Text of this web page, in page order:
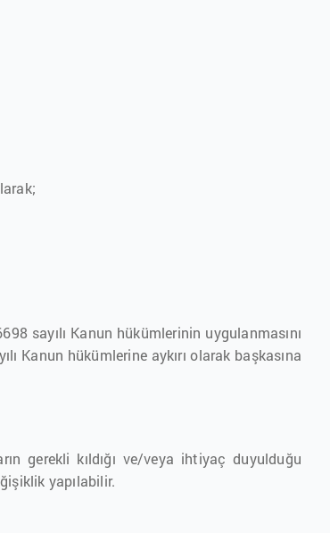
sayılı Kanun hükümlerinin uygulanmasını
Kanun hükümlerine aykırı olarak başkasına
gerekli kıldığı ve/veya ihtiyaç duyulduğu
yapılabilir.